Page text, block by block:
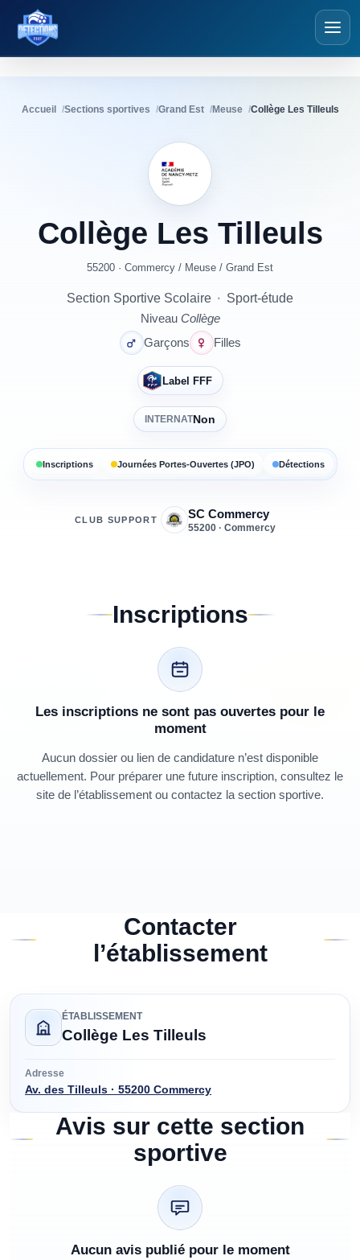
Détections Foot
Accueil Sections sportives Grand Est Meuse Collège Les Tilleuls
Collège Les Tilleuls
55200 · Commercy / Meuse / Grand Est
Section Sportive Scolaire · Sport-étude
Niveau Collège
Garçons
Filles
Label FFF
INTERNATNon
Inscriptions Journées Portes-Ouvertes (JPO) Détections
CLUB SUPPORT SC Commercy
55200 · Commercy
Inscriptions
Les inscriptions ne sont pas ouvertes pour le
moment
Aucun dossier ou lien de candidature n’est disponible
actuellement. Pour préparer une future inscription, consultez le
site de l’établissement ou contactez la section sportive.
Contacter
l’établissement
ÉTABLISSEMENT
Collège Les Tilleuls
Adresse
Av. des Tilleuls · 55200 Commercy
Avis sur cette section
sportive
Aucun avis publié pour le moment